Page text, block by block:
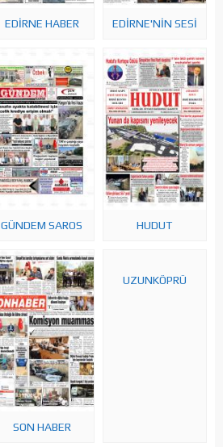
EDİRNE HABER EDİRNE'NİN SESİ
GÜNDEM SAROS HUDUT
SON HABER
UZUNKÖPRÜ